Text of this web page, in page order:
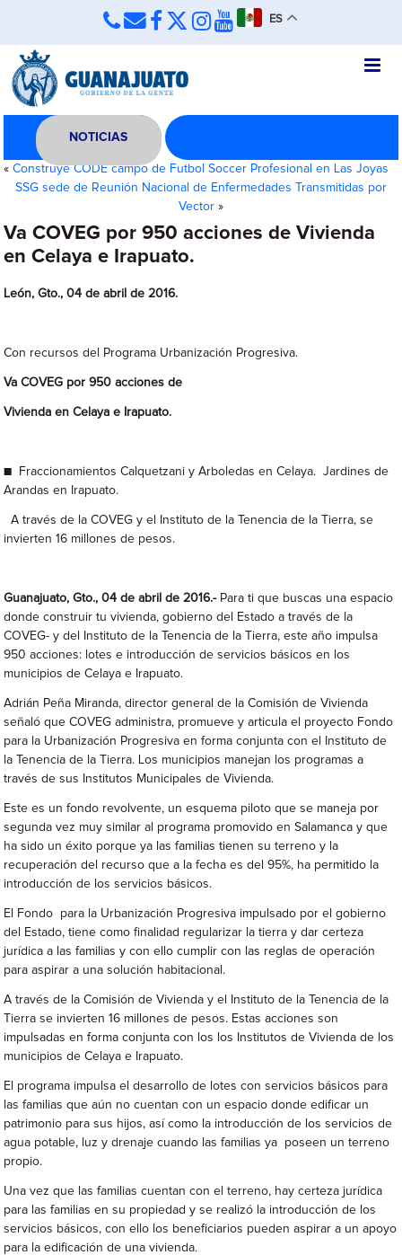
ES
NOTICIAS
«Construye CODE campo de Futbol Soccer Profesional en Las Joyas
SSG sede de Reunión Nacional de Enfermedades Transmitidas por
Vector »
Va COVEG por 950 acciones de Vivienda
en Celaya e Irapuato.
León, Gto., 04 de abril de 2016.
Con recursos del Programa Urbanización Progresiva.
Va COVEG por 950 acciones de
Vivienda en Celaya e Irapuato.
■ Fraccionamientos Calquetzani y Arboledas en Celaya. Jardines de
Arandas en Irapuato.
A través de la COVEG y el Instituto de la Tenencia de la Tierra, se
invierten 16 millones de pesos.
Guanajuato, Gto., 04 de abril de 2016.-Para ti que buscas una espacio
donde construir tu vivienda, gobierno del Estado a través de la
COVEG- y del Instituto de la Tenencia de la Tierra, este año impulsa
950 acciones: lotes e introducción de servicios básicos en los
municipios de Celaya e Irapuato.
Adrián Peña Miranda, director general de la Comisión de Vivienda
señaló que COVEG administra, promueve y articula el proyecto Fondo
para la Urbanización Progresiva en forma conjunta con el Instituto de
la Tenencia de la Tierra. Los municipios manejan los programas a
través de sus Institutos Municipales de Vivienda.
Este es un fondo revolvente, un esquema piloto que se maneja por
segunda vez muy similar al programa promovido en Salamanca y que
ha sido un éxito porque ya las familias tienen su terreno y la
recuperación del recurso que a la fecha es del 95%, ha permitido la
introducción de los servicios básicos.
El Fondo para la Urbanización Progresiva impulsado por el gobierno
del Estado, tiene como finalidad regularizar la tierra y dar certeza
jurídica a las familias y con ello cumplir con las reglas de operación
para aspirar a una solución habitacional.
A través de la Comisión de Vivienda y el Instituto de la Tenencia de la
Tierra se invierten 16 millones de pesos. Estas acciones son
impulsadas en forma conjunta con los los Institutos de Vivienda de los
municipios de Celaya e Irapuato.
El programa impulsa el desarrollo de lotes con servicios básicos para
las familias que aún no cuentan con un espacio donde edificar un
patrimonio para sus hijos, así como la introducción de los servicios de
agua potable, luz y drenaje cuando las familias ya poseen un terreno
propio.
Una vez que las familias cuentan con el terreno, hay certeza jurídica
para las familias en su propiedad y se realizó la introducción de los
servicios básicos, con ello los beneficiarios pueden aspirar a un apoyo
para la edificación de una vivienda.